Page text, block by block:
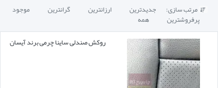
 مرتب سازی: جدیدترین ارزانترین گرانترین موجود
پرفروشترین
همه
روکش صندلی ساینا چرمی برند آیسان